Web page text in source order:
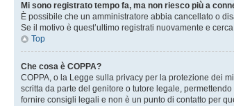
Mi sono registrato tempo fa, ma non riesco più a
È possibile che un amministratore abbia cancellato o
Se il motivo è quest’ultimo registrati nuovamente e
Top
Che cosa è COPPA?
COPPA, o la Legge sulla privacy per la protezione dei
scritta da parte del genitore o tutore legale,
fornire consigli legali e non è un punto di contatto per